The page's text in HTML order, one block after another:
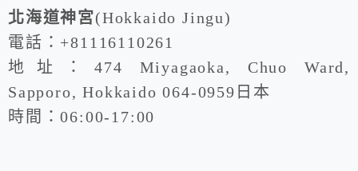
⭐
分
，
滿
分
為
北海道神宮(Hokkaido Jingu)
電話：+81116110261
地址：474 Miyagaoka, Chuo Ward,
Sapporo, Hokkaido 064-0959日本
時間：06:00-17:00